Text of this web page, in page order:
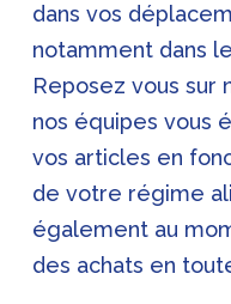
dans vos
notamment dans
Reposez vous sur
nos équipes vous
vos articles en
de votre régime
également au
des achats en